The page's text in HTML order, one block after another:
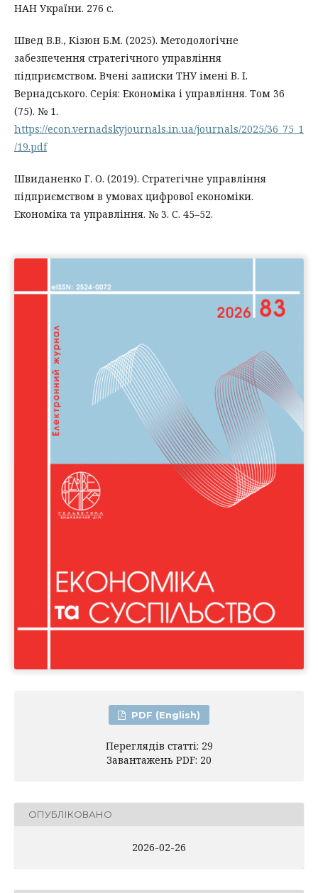
НАН України. 276 с.
Швед В.В., Кізюн Б.М. (2025). Методологічне
забезпечення стратегічного управління
підприємством. Вчені записки ТНУ імені В. І.
Вернадського. Серія: Економіка і управління. Том 36
(75). № 1.
https://econ.vernadskyjournals.in.ua/journals/2025/36_75_1
/19.pdf
Швиданенко Г. О. (2019). Стратегічне управління
підприємством в умовах цифрової економіки.
Економіка та управління. № 3. С. 45–52.
PDF (English)
Переглядів статті: 29
Завантажень PDF: 20
ОПУБЛІКОВАНО
2026-02-26